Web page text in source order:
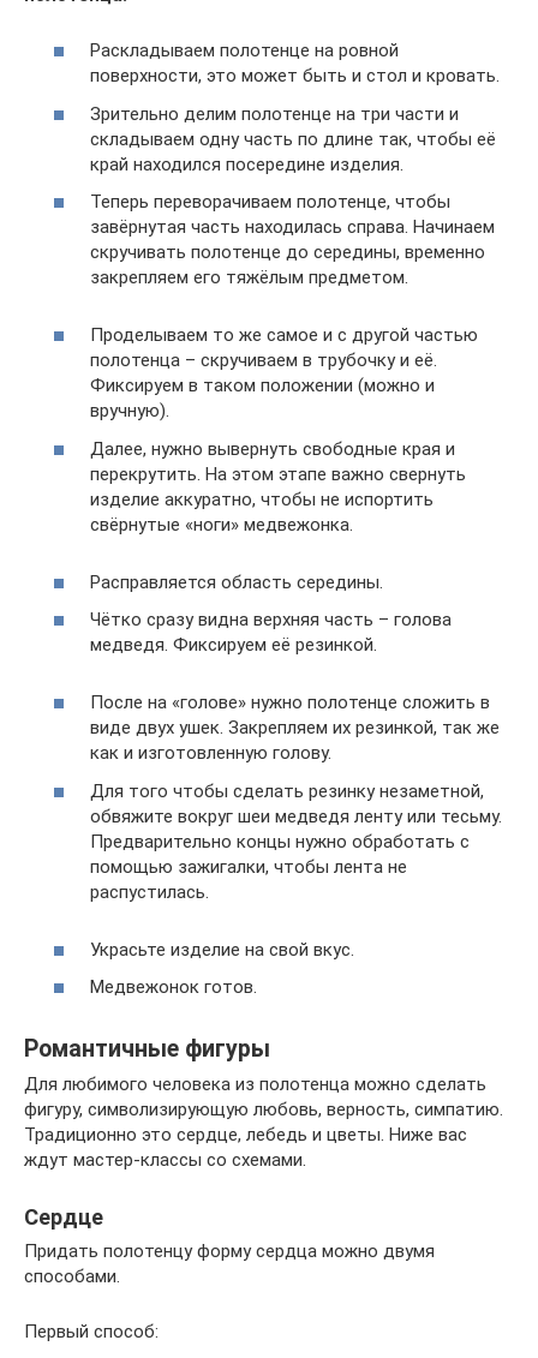
Раскладываем полотенце на ровной
поверхности, это может быть и стол и кровать.
Зрительно делим полотенце на три части и
складываем одну часть по длине так, чтобы её
край находился посередине изделия.
Теперь переворачиваем полотенце, чтобы
завёрнутая часть находилась справа. Начинаем
скручивать полотенце до середины, временно
закрепляем его тяжёлым предметом.
Проделываем то же самое и с другой частью
полотенца – скручиваем в трубочку и её.
Фиксируем в таком положении (можно и
вручную).
Далее, нужно вывернуть свободные края и
перекрутить. На этом этапе важно свернуть
изделие аккуратно, чтобы не испортить
свёрнутые «ноги» медвежонка.
Расправляется область середины.
Чётко сразу видна верхняя часть – голова
медведя. Фиксируем её резинкой.
После на «голове» нужно полотенце сложить в
виде двух ушек. Закрепляем их резинкой, так же
как и изготовленную голову.
Для того чтобы сделать резинку незаметной,
обвяжите вокруг шеи медведя ленту или тесьму.
Предварительно концы нужно обработать с
помощью зажигалки, чтобы лента не
распустилась.
Украсьте изделие на свой вкус.
Медвежонок готов.
Романтичные фигуры
Для любимого человека из полотенца можно сделать
фигуру, символизирующую любовь, верность, симпатию.
Традиционно это сердце, лебедь и цветы. Ниже вас
ждут мастер-классы со схемами.
Сердце
Придать полотенцу форму сердца можно двумя
способами.
Первый способ: